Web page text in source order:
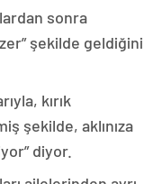
sonra
şekilde geldiğini
kırık
şekilde, aklınıza
diyor.